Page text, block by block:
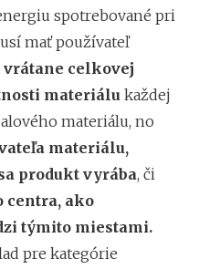
spotrebované pri
mať používateľ
vrátane celkovej
materiálu každej
materiálu, no
materiálu,
produkt vyrába, či
centra, ako
týmito miestami.
pre kategórie